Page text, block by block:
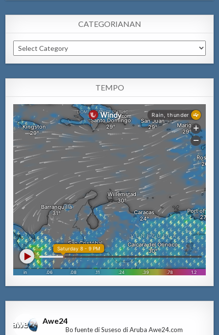
CATEGORIANAN
Categorianan
TEMPO
Awe24
Bo fuente di Suseso di Aruba Awe24.com